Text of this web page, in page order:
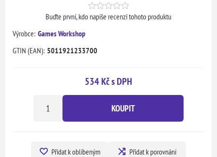
Buďte první, kdo napíše recenzi tohoto produktu
Výrobce: Games Workshop
GTIN (EAN): 5011921233700
534 Kč s DPH
KOUPIT
Přidat k oblíbeným Přidat k porovnání